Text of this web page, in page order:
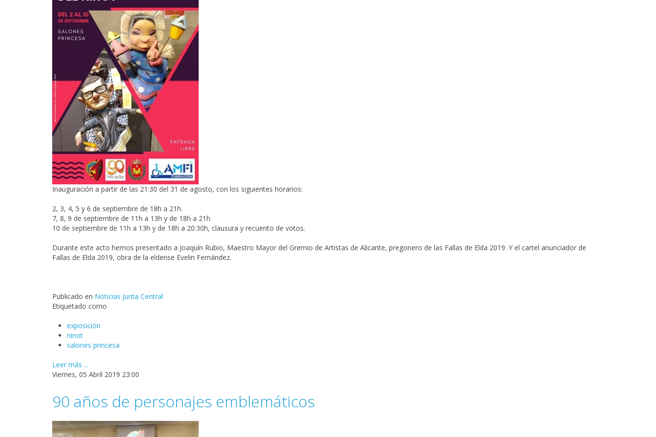
Inauguración a partir de las 21:30 del 31 de agosto, con los siguientes horarios:
2, 3, 4, 5 y 6 de septiembre de 18h a 21h.
7, 8, 9 de septiembre de 11h a 13h y de 18h a 21h
10 de septiembre de 11h a 13h y de 18h a 20:30h, clausura y recuento de votos.
Durante este acto hemos presentado a Joaquín Rubio, Maestro Mayor del Gremio de Artistas de Alicante, pregonero de las Fallas de Elda 2019. Y el cartel anunciador de
Fallas de Elda 2019, obra de la eldense Evelin Fernández.
Publicado en Noticias Junta Central
Etiquetado como
exposición
ninot
salones princesa
Leer más ...
Viernes, 05 Abril 2019 23:00
90 años de personajes emblemáticos